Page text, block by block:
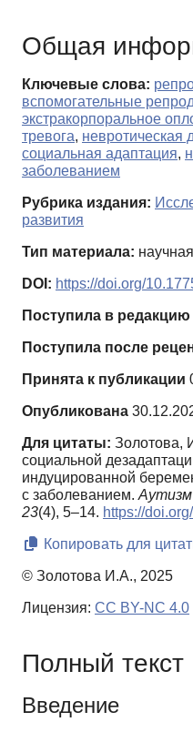
Общая
Ключевые слова:
вспомогательные
экстракорпоральное
тревога, невротическая
социальная адаптация,
заболеванием
Рубрика издания:
развития
Тип материала:
DOI: https://doi.org/
Поступила в редакцию
Поступила после
Принята к публикации
Опубликована
Для цитаты: Золотова,
социальной
индуцированной
с заболеванием. Аутизм
23(4), 5–14. https://
Копировать для
© Золотова И.А., 2025
Лицензия: CC BY-NC 4.0
Полный текст
Введение